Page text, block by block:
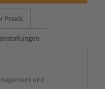
Praxis
und